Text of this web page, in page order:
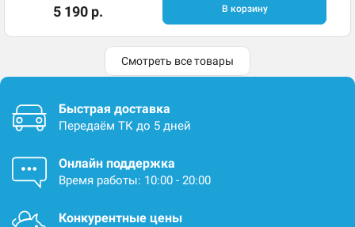
5 190 р. В корзину
Смотреть все товары
Быстрая доставка
Передаём ТК до 5 дней
Онлайн поддержка
Время работы: 10:00 - 20:00
Конкурентные цены